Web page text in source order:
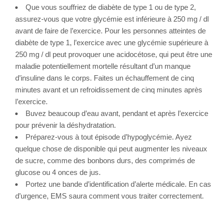
Que vous souffriez de diabète de type 1 ou de type 2,
assurez-vous que votre glycémie est inférieure à 250 mg / dl
avant de faire de l’exercice. Pour les personnes atteintes de
diabète de type 1, l’exercice avec une glycémie supérieure à
250 mg / dl peut provoquer une acidocétose, qui peut être une
maladie potentiellement mortelle résultant d’un manque
d’insuline dans le corps. Faites un échauffement de cinq
minutes avant et un refroidissement de cinq minutes après
l’exercice.
Buvez beaucoup d’eau avant, pendant et après l’exercice
pour prévenir la déshydratation.
Préparez-vous à tout épisode d’hypoglycémie. Ayez
quelque chose de disponible qui peut augmenter les niveaux
de sucre, comme des bonbons durs, des comprimés de
glucose ou 4 onces de jus.
Portez une bande d’identification d’alerte médicale. En cas
d’urgence, EMS saura comment vous traiter correctement.